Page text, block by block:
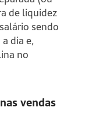
de liquidez
sendo
dia e,
no
vendas